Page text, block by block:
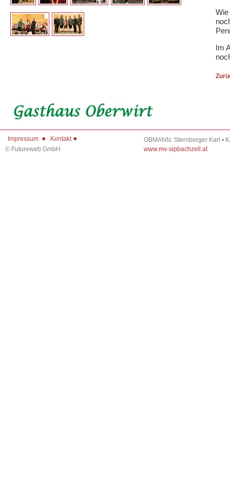
Im
Impressum Kontakt
OBMANN: Sternberger Karl •
www.mv-sipbachzell.at
© Futureweb GmbH